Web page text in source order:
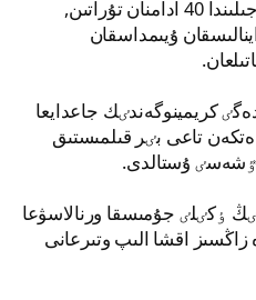
كومپانييانىڭ العاشقى جۇمىس جىلىندا 40 ادامنان تۇراتىن,
ۇيىمداسقان
كريمينوگەندٸك جاعدايعا
ەتكەن تاعى بٸر قىلمىستىق
ٶكٸلٸ جۇمىسقا ورنالاسۋعا
اقشا الىپ وتىرعانى